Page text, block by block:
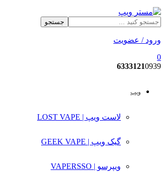
جستجو
ورود / عضویت
0
63331210939
ویپ
لاست ویپ | LOST VAPE
گیک ویپ | GEEK VAPE
ویپرسو | VAPERSSO